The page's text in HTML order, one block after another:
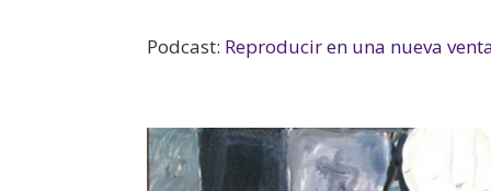
Podcast: Reproducir en una nueva